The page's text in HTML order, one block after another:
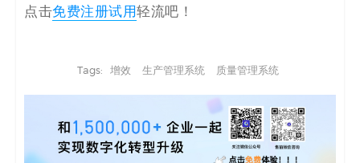
点击免费注册试用轻流吧 ！
Tags: 增效 生产管理系统 质量管理系统